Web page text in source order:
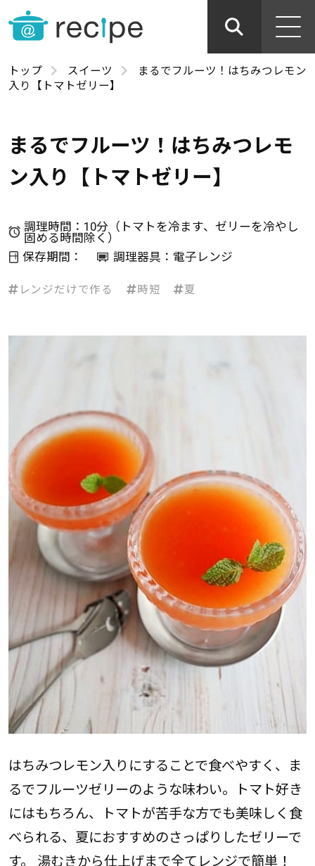
トップ スイーツ
まるでフルーツ！はちみつレモン
入り【トマトゼリー】
まるでフルーツ！はちみつレモ
ン入り【トマトゼリー】
調理時間：10分（トマトを冷ます、ゼリーを冷やし
固める時間除く）
保存期間：
調理器具：電子レンジ
レンジだけで作る 時短 夏
はちみつレモン入りにすることで食べやすく、ま
るでフルーツゼリーのような味わい。トマト好き
にはもちろん、トマトが苦手な方でも美味しく食
べられる、夏におすすめのさっぱりしたゼリーで
す。 湯むきから仕上げまで全てレンジで簡単！